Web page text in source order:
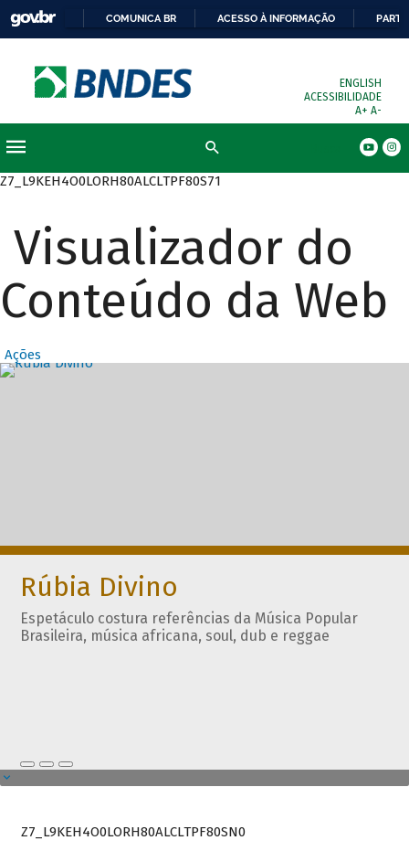
COMUNICA BR ACESSO À INFORMAÇÃO
ENGLISH
ACESSIBILIDADE
A+ A-
Z7_L9KEH4O0LORH80ALCLTPF80S71
Visualizador do
Conteúdo da Web
Ações
Destaques
Rúbia Divino
Espetáculo costura referências da Música Popular
Brasileira, música africana, soul, dub e reggae
Z7_L9KEH4O0LORH80ALCLTPF80SN0